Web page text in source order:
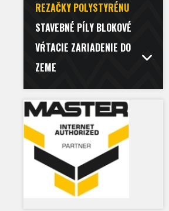
REZAČKY POLYSTYRÉNU
STAVEBNÉ PÍLY BLOKOVÉ
VŔTACIE ZARIADENIE DO
ZEME